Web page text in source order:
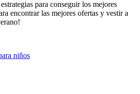
para conseguir los mejores
encontrar las mejores ofertas y vestir a